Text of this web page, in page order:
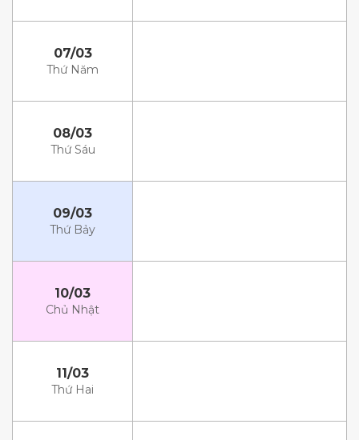
07/03
Thứ Năm
08/03
Thứ Sáu
09/03
Thứ Bảy
10/03
Chủ Nhật
11/03
Thứ Hai